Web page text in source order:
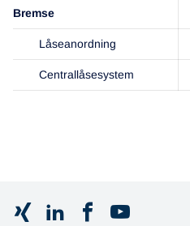
Bremse
Låseanordning
Centrallåsesystem